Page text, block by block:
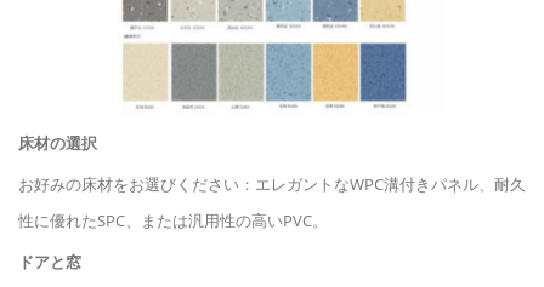
床材の選択
お好みの床材をお選びください：エレガントなWPC溝付きパネル、耐久
性に優れたSPC、または汎用性の高いPVC。
ドアと窓